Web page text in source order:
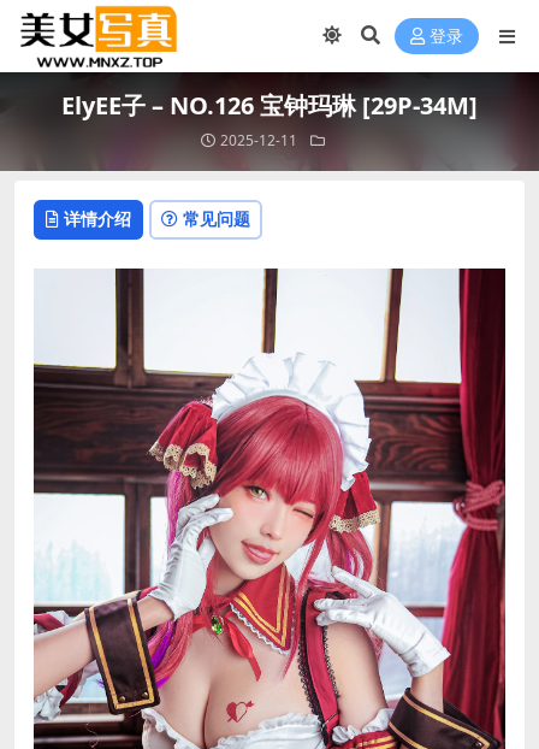
登录
ElyEE子 – NO.126 宝钟玛琳 [29P-34M]
2025-12-11
详情介绍 常见问题